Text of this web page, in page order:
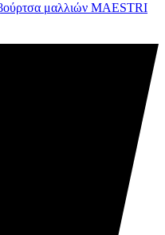
μαλλιών MAESTRI